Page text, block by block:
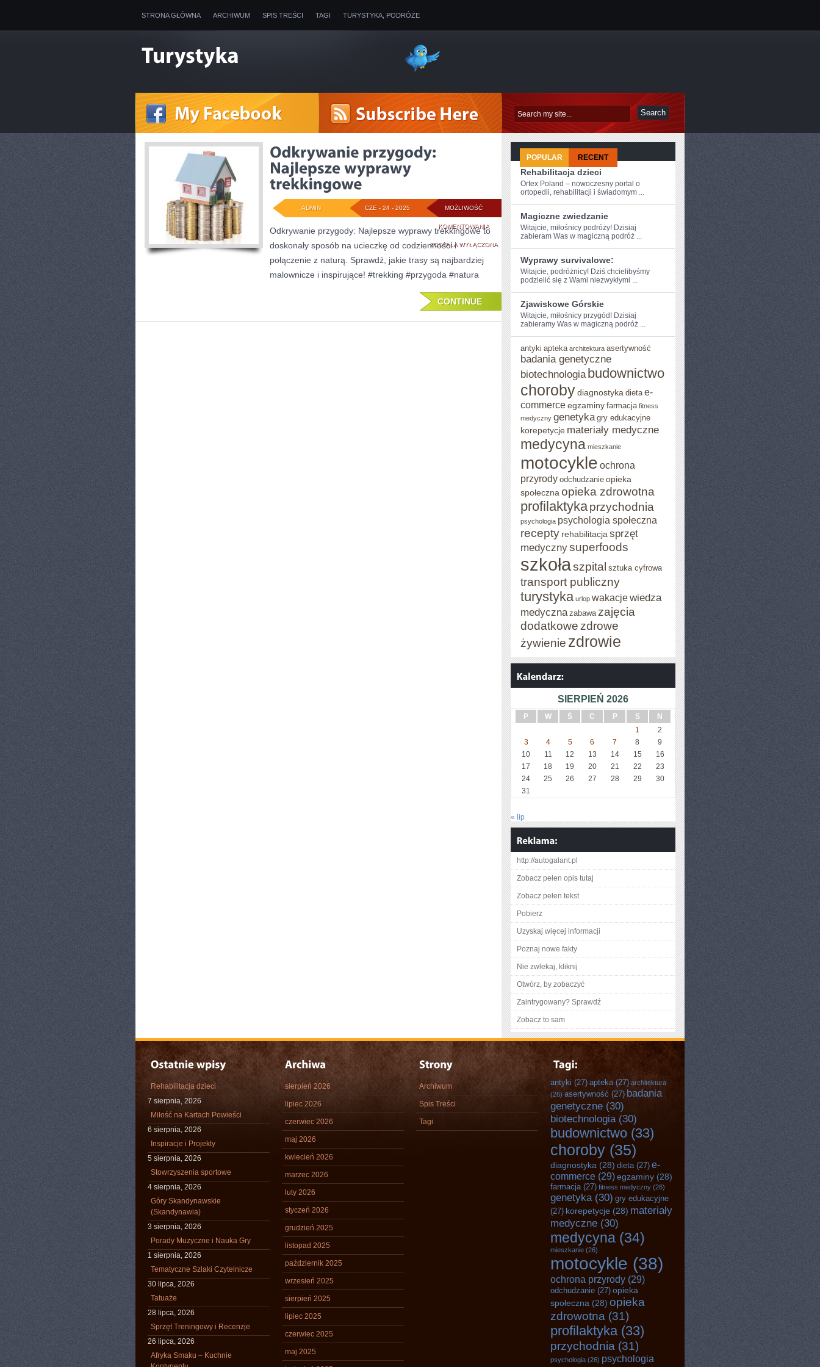
STRONA GŁÓWNA ARCHIWUM SPIS TREŚCI TAGI TURYSTYKA, PODRÓŻE
MOŻLIWOŚĆ
KOMENTOWANIAODKRYWANIE
PRZYGODY:
NAJLEPSZE
WYPRAWY
TREKKINGOWE
ZOSTAŁA WYŁĄCZONA
CZE - 24 - 2025
ADMIN
Odkrywanie przygody: Najlepsze wyprawy trekkingowe to
doskonały sposób na ucieczkę od codzienności i
połączenie z naturą. Sprawdź, jakie trasy są najbardziej
malownicze i inspirujące! #trekking #przygoda #natura
CONTINUE
POPULAR RECENT
Rehabilitacja dzieci
Ortex Poland – nowoczesny portal o
ortopedii, rehabilitacji i świadomym ...
Magiczne zwiedzanie
Witajcie, miłośnicy podróży! ⁤Dzisiaj
‌zabieram Was w ⁤magiczną podróż ...
Wyprawy survivalowe:
Witajcie, podróżnicy! Dziś chcielibyśmy
podzielić⁤ się z Wami niezwykłymi ...
Zjawiskowe Górskie
Witajcie, miłośnicy przygód! Dzisiaj
zabieramy Was w magiczną podróż ...
antyki apteka architektura asertywność
badania genetyczne
biotechnologia budownictwo
chorobydiagnostyka dieta e-
commerceegzaminy farmacja fitness
medyczny genetyka gry edukacyjne
korepetycje materiały medyczne
medycyna mieszkanie
motocykle ochrona
przyrody odchudzanie opieka
społeczna opieka zdrowotna
profilaktykaprzychodnia
psychologia psychologia społeczna
recepty rehabilitacja sprzęt
medycznysuperfoods
szkołaszpital sztuka cyfrowa
transport publiczny
turystyka urlop wakacjewiedza
medyczna zabawa zajęcia
dodatkowe zdrowe
żywienie zdrowie
SIERPIEŃ 2026
P W Ś C P S
N
1
2
3
4 5 6 7 8
9
10
11 12 13 14 15
16
17
18 19 20 21 22
23
24
25 26 27 28 29
30
31
« lip
http://autogalant.pl
Zobacz pełen opis tutaj
Zobacz pełen tekst
Pobierz
Uzyskaj więcej informacji
Poznaj nowe fakty
Nie zwlekaj, kliknij
Otwórz, by zobaczyć
Zaintrygowany? Sprawdź
Zobacz to sam
Rehabilitacja dzieci
7 sierpnia, 2026
Miłość na Kartach Powieści
6 sierpnia, 2026
Inspiracje i Projekty
5 sierpnia, 2026
Stowrzyszenia sportowe
4 sierpnia, 2026
Góry Skandynawskie
(Skandynawia)
3 sierpnia, 2026
Porady Muzyczne i Nauka Gry
1 sierpnia, 2026
Tematyczne Szlaki Czytelnicze
30 lipca, 2026
Tatuaże
28 lipca, 2026
Sprzęt Treningowy i Recenzje
26 lipca, 2026
Afryka Smaku – Kuchnie
sierpień 2026
lipiec 2026
czerwiec 2026
maj 2026
kwiecień 2026
marzec 2026
luty 2026
styczeń 2026
grudzień 2025
listopad 2025
październik 2025
wrzesień 2025
sierpień 2025
lipiec 2025
czerwiec 2025
maj 2025
Archiwum
Spis Treści
Tagi
antyki (27) apteka(27) architektura
(26) asertywność (27) badania
genetyczne (30)
biotechnologia(30)
budownictwo (33)
choroby (35)
diagnostyka (28) dieta(27) e-
commerce (29)egzaminy (28)
farmacja(27) fitness medyczny (26)
genetyka(30) gry edukacyjne
(27) korepetycje (28) materiały
medyczne (30)
medycyna (34)
mieszkanie (26)
motocykle (38)
ochrona przyrody (29)
odchudzanie (27) opieka
społeczna (28) opieka
zdrowotna (31)
profilaktyka(33)
przychodnia (31)
psychologia (26) psychologia